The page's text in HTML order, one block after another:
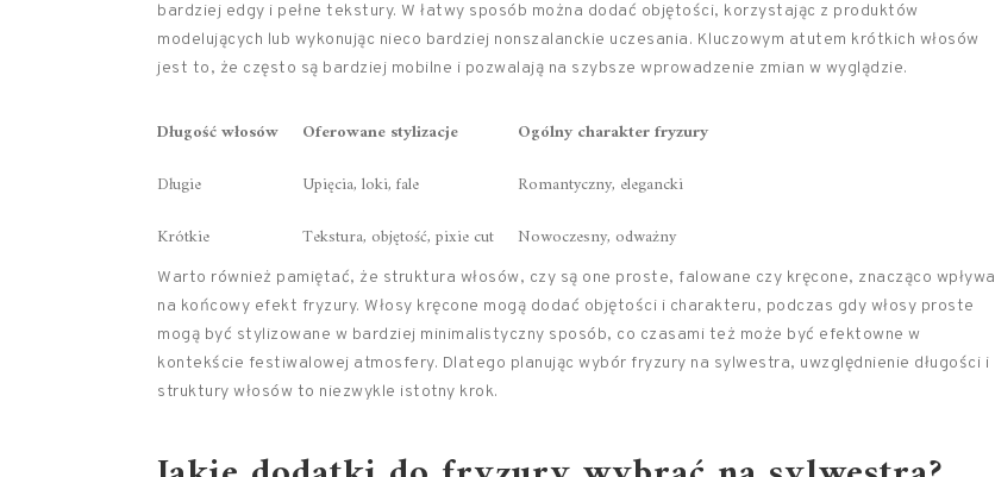
bardziej edgy i pełne tekstury. W łatwy sposób można dodać objętości, korzystając z produktów
modelujących lub wykonując nieco bardziej nonszalanckie uczesania. Kluczowym atutem krótkich włosów
jest to, że często są bardziej mobilne i pozwalają na szybsze wprowadzenie zmian w wyglądzie.
Długość włosów Oferowane stylizacje
Ogólny charakter fryzury
Długie
Upięcia, loki, fale
Romantyczny, elegancki
Krótkie
Tekstura, objętość, pixie cut Nowoczesny, odważny
Warto również pamiętać, że struktura włosów, czy są one proste, falowane czy kręcone, znacząco wpływa
na końcowy efekt fryzury. Włosy kręcone mogą dodać objętości i charakteru, podczas gdy włosy proste
mogą być stylizowane w bardziej minimalistyczny sposób, co czasami też może być efektowne w
kontekście festiwalowej atmosfery. Dlatego planując wybór fryzury na sylwestra, uwzględnienie długości i
struktury włosów to niezwykle istotny krok.